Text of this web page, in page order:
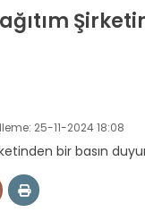
25-11-2024 18:08